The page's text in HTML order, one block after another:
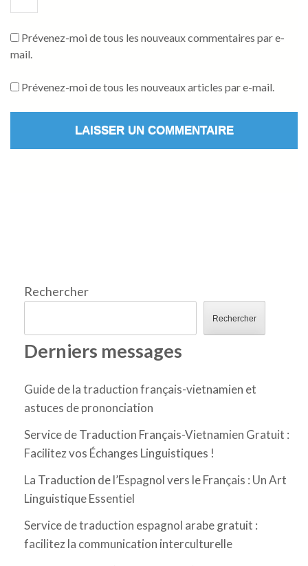
Prévenez-moi de tous les nouveaux commentaires par e-
mail.
Prévenez-moi de tous les nouveaux articles par e-mail.
Rechercher
Rechercher
Derniers messages
Guide de la traduction français-vietnamien et
astuces de prononciation
Service de Traduction Français-Vietnamien Gratuit :
Facilitez vos Échanges Linguistiques !
La Traduction de l’Espagnol vers le Français : Un Art
Linguistique Essentiel
Service de traduction espagnol arabe gratuit :
facilitez la communication interculturelle